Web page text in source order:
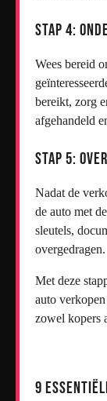
Stap 4:
Wees bereid
bereikt, zorg
afgehandeld
Stap 5:
Nadat de
de auto met
sleutels,
overgedragen.
Met deze
auto
zowel kopers
9